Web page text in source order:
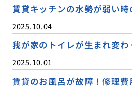
賃貸キッチンの水勢が弱い
2025.10.04
我が家のトイレが生まれ変
2025.10.01
賃貸のお風呂が故障！修理費